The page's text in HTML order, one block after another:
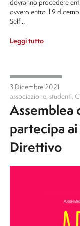
dovranno procedere
ovvero entro il 9
Self…
Leggi tutto
3 Dicembre 2021
associazione, studenti
Assemblea
partecipa
Direttivo